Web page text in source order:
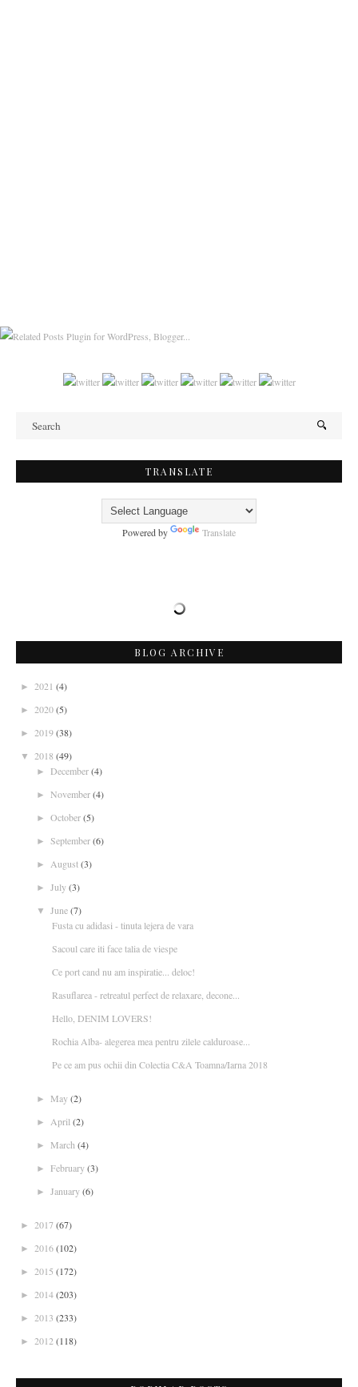
TRANSLATE
Powered by Translate
BLOG ARCHIVE
► 2021 (4)
► 2020(5)
► 2019(38)
▼ 2018 (49)
► December(4)
► November(4)
► October(5)
► September(6)
► August(3)
► July(3)
▼ June(7)
Fusta cu adidasi - tinuta lejera de vara
Sacoul care iti face talia de viespe
Ce port cand nu am inspiratie... deloc!
Rasuflarea - retreatul perfect de relaxare, decone...
Hello, DENIM LOVERS!
Rochia Alba- alegerea mea pentru zilele calduroase...
Pe ce am pus ochii din Colectia C&A Toamna/Iarna 2018
► May(2)
► April(2)
► March(4)
► February(3)
► January(6)
► 2017 (67)
► 2016(102)
► 2015 (172)
► 2014(203)
► 2013 (233)
► 2012 (118)